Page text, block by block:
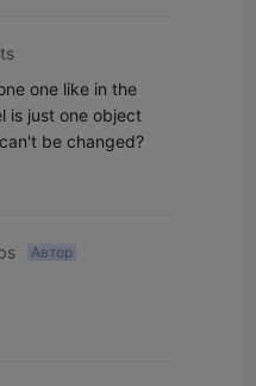
one like in the
is just one object
be changed?
Автор